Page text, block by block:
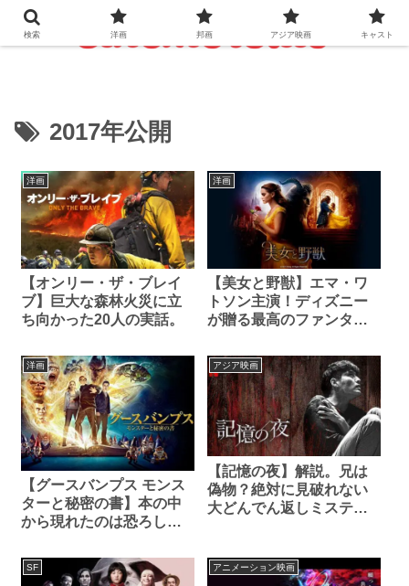
2017年公開
洋画
【オンリー・ザ・ブレイ
ブ】巨大な森林火災に立
ち向かった20人の実話。
洋画
【美女と野獣】エマ・ワ
トソン主演！ディズニー
が贈る最高のファンタジ
洋画
【グースバンプス モンス
ターと秘密の書】本の中
から現れたのは恐ろしい
ーが融合した傑作ファン
タジー
アジア映画
【記憶の夜】解説。兄は
偽物？絶対に見破れない
大どんでん返しミステリ
SF アニメーション映画
検索 洋画 邦画 アジア映画 キャスト